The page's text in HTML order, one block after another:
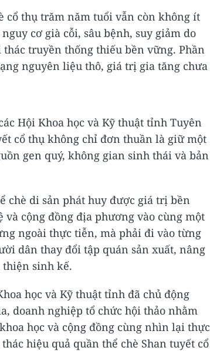
cổ thụ trăm năm tuổi vẫn còn không ít
cơ già cỗi, sâu bệnh, suy giảm do
truyền thống thiếu bền vững. Phần
nguyên liệu thô, giá trị gia tăng chưa
Hội Khoa học và Kỹ thuật tỉnh Tuyên
cổ thụ không chỉ đơn thuần là giữ một
gen quý, không gian sinh thái và bản
chè di sản phát huy được giá trị bền
cộng đồng địa phương vào cùng một
ngoài thực tiễn, mà phải đi vào từng
dân thay đổi tập quán sản xuất, nâng
thiện sinh kế.
học và Kỹ thuật tỉnh đã chủ động
doanh nghiệp tổ chức hội thảo nhằm
học và cộng đồng cùng nhìn lại thực
hiệu quả quần thể chè Shan tuyết cổ